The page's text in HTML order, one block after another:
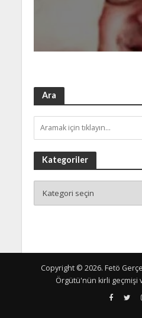
Ara
Kategoriler
Copyright © 2026. Fetö
Örgütü'nün kirli geçmişi